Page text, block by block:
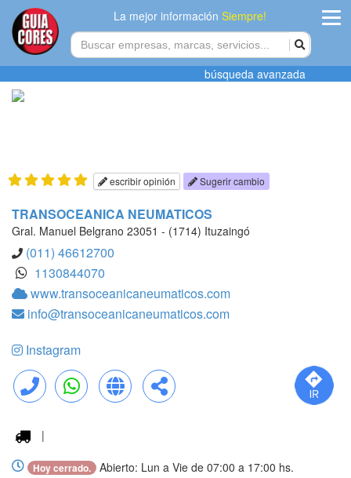
La mejor informaciónSiempre!
Agregar
búsqueda avanzada
escribir opinión Sugerir cambio
TRANSOCEANICA NEUMATICOS
Gral. Manuel Belgrano 23051 - (1714) Ituzaingó
(011) 46612700
1130844070
www.transoceanicaneumaticos.com
info@transoceanicaneumaticos.com
Instagram
Llamar WhatsApp Web Compartir
|
Hoy cerrado.
Abierto: Lun a Vie de 07:00 a 17:00 hs.